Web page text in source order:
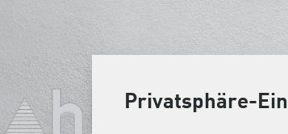
Privatsphäre-